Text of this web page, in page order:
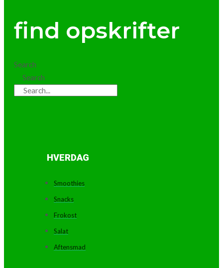
find opskrifter
Search
Search
HVERDAG
Smoothies
Snacks
Frokost
Salat
Aftensmad